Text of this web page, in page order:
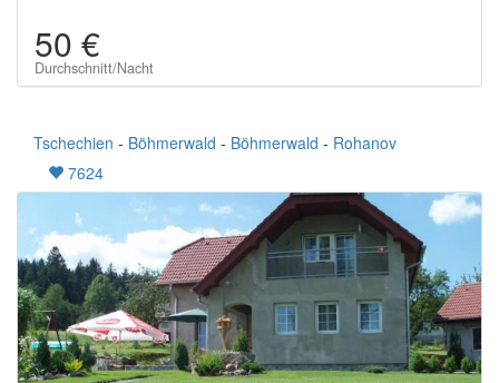
50 €
Durchschnitt/Nacht
Tschechien - Böhmerwald - Böhmerwald - Rohanov
7624